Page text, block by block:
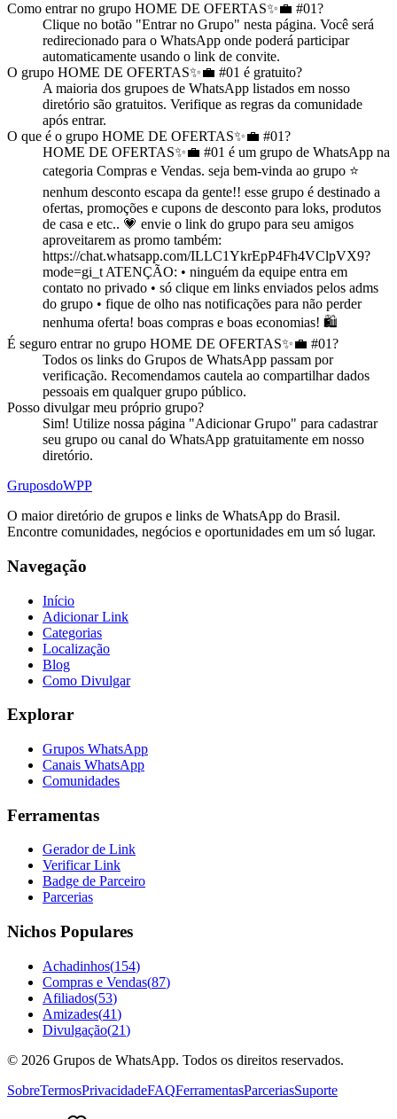
Como entrar no grupo HOME DE OFERTAS✨💼 #01?
Clique no botão "Entrar no Grupo" nesta página. Você será
redirecionado para o WhatsApp onde poderá participar
automaticamente usando o link de convite.
O grupo HOME DE OFERTAS✨💼 #01 é gratuito?
A maioria dos grupoes de WhatsApp listados em nosso
diretório são gratuitos. Verifique as regras da comunidade
após entrar.
O que é o grupo HOME DE OFERTAS✨💼 #01?
HOME DE OFERTAS✨💼 #01 é um grupo de WhatsApp na
categoria Compras e Vendas. seja bem-vinda ao grupo ⭐️
nenhum desconto escapa da gente!! esse grupo é destinado a
ofertas, promoções e cupons de desconto para loks, produtos
de casa e etc.. 💗 envie o link do grupo para seu amigos
aproveitarem as promo também:
https://chat.whatsapp.com/ILLC1YkrEpP4Fh4VClpVX9?
mode=gi_t ATENÇÃO: • ninguém da equipe entra em
contato no privado • só clique em links enviados pelos adms
do grupo • fique de olho nas notificações para não perder
nenhuma oferta! boas compras e boas economias! 🛍️
É seguro entrar no grupo HOME DE OFERTAS✨💼 #01?
Todos os links do Grupos de WhatsApp passam por
verificação. Recomendamos cautela ao compartilhar dados
pessoais em qualquer grupo público.
Posso divulgar meu próprio grupo?
Sim! Utilize nossa página "Adicionar Grupo" para cadastrar
seu grupo ou canal do WhatsApp gratuitamente em nosso
diretório.
GruposdoWPP
O maior diretório de grupos e links de WhatsApp do Brasil.
Encontre comunidades, negócios e oportunidades em um só lugar.
Navegação
Início
Adicionar Link
Categorias
Localização
Blog
Como Divulgar
Explorar
Grupos WhatsApp
Canais WhatsApp
Comunidades
Ferramentas
Gerador de Link
Verificar Link
Badge de Parceiro
Parcerias
Nichos Populares
Achadinhos(154)
Compras e Vendas(87)
Afiliados(53)
Amizades(41)
Divulgação(21)
© 2026 Grupos de WhatsApp. Todos os direitos reservados.
SobreTermosPrivacidadeFAQFerramentasParceriasSuporte